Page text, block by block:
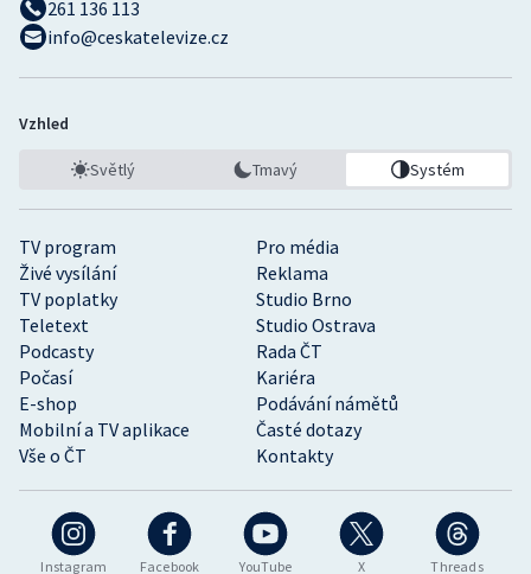
Instagram Facebook YouTube X Threads
TV program
Pro média
Živé vysílání
Reklama
TV poplatky
Studio Brno
Teletext
Studio Ostrava
Podcasty
Rada ČT
Počasí
Kariéra
E-shop
Podávání námětů
Mobilní a TV aplikace
Časté dotazy
Vše o ČT
Kontakty
261 136 113
info@ceskatelevize.cz
Vzhled
Světlý Tmavý Systém